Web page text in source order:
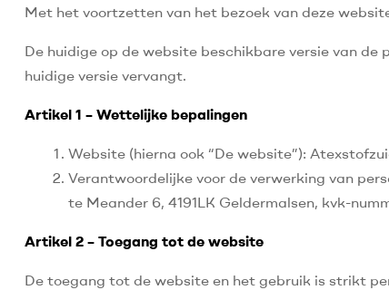
Met het voortzetten van het bezoek van deze
De huidige op de website beschikbare versie van
huidige versie vervangt.
Artikel 1 – Wettelijke bepalingen
Website (hierna ook “De website”):
Verantwoordelijke voor de verwerking van
te Meander 6, 4191LK Geldermalsen, kvk-
Artikel 2 – Toegang tot de website
De toegang tot de website en het gebruik is strikt